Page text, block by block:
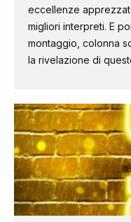
eccellenze
migliori interpreti. E
montaggio, colonna
la rivelazione di